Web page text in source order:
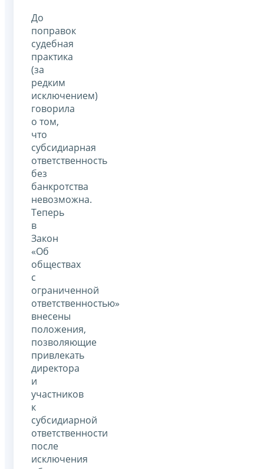
До
поправок
судебная
практика
(за
редким
исключением)
говорила
о том,
что
субсидиарная
ответственность
без
банкротства
невозможна.
Теперь
в
Закон
«Об
обществах
с
ограниченной
ответственностью»
внесены
положения,
позволяющие
привлекать
директора
и
участников
к
субсидиарной
ответственности
после
исключения